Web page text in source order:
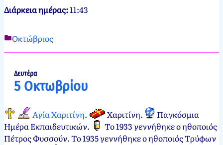
Διάρκεια ημέρας:11:43
Νεκτάριος
4
20124
Οκτωβρίου,
Οκτώβριος
Δευτέρα
5 Οκτωβρίου
Αγία Χαριτίνη. Χαριτίνη.
Παγκόσμια
Ημέρα Εκπαιδευτικών.
Το 1933 γεννήθηκε ο ηθοποιός
Πέτρος Φυσσούν. Το 1935 γεννήθηκε ο ηθοποιός Τρύφων